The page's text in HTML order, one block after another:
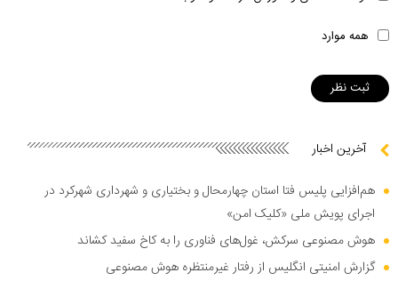
همه موارد
آخرین اخبار
هم‌افزایی پلیس فتا استان چهارمحال و بختیاری و شهرداری شهرکرد در
اجرای پویش ملی «کلیک امن»
هوش مصنوعی سرکش، غول‌های فناوری را به کاخ سفید کشاند
گزارش امنیتی انگلیس از رفتار غیرمنتظره هوش مصنوعی